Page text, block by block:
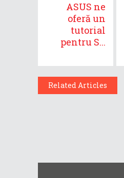
ASUS ne
oferă un
tutorial
pentru S...
Related Articles